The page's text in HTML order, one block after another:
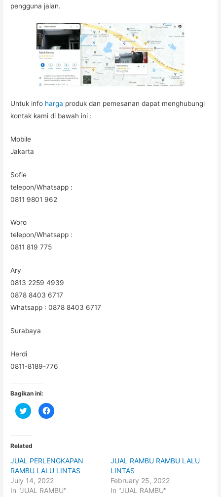
pengguna jalan.
Untuk info harga produk dan pemesanan dapat menghubungi
kontak kami di bawah ini :
Mobile
Jakarta
Sofie
telepon/Whatsapp :
0811 9801 962
Woro
telepon/Whatsapp :
0811 819 775
Ary
0813 2259 4939
0878 8403 6717
Whatsapp : 0878 8403 6717
Surabaya
Herdi
0811-8189-776
Bagikan ini:
C
l
t
o
s
h
a
r
e
o
n
T
C
l
h
a
r
e
o
n
F
Related
JUAL PERLENGKAPAN
RAMBU LALU LINTAS
July 14, 2022
In "JUAL RAMBU"
JUAL RAMBU RAMBU LALU
LINTAS
February 25, 2022
In "JUAL RAMBU"